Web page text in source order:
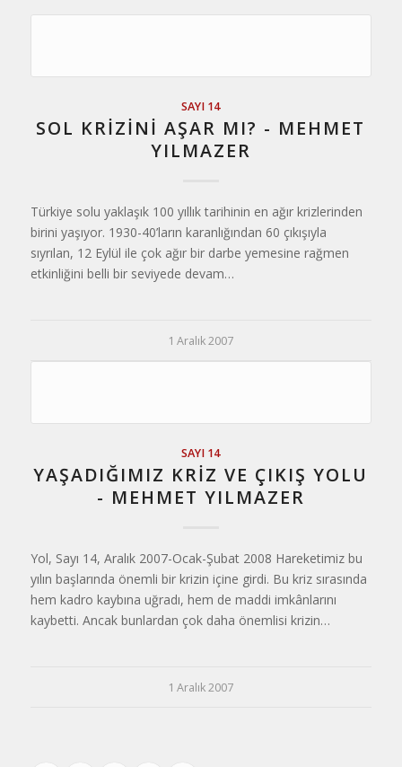
SAYI 14
SOL KRIZINI AŞAR MI? - MEHMET
YILMAZER
Türkiye solu yaklaşık 100 yıllık tarihinin en ağır krizlerinden
birini yaşıyor. 1930-40’ların karanlığından 60 çıkışıyla
sıyrılan, 12 Eylül ile çok ağır bir darbe yemesine rağmen
etkinliğini belli bir seviyede devam…
1 Aralık 2007
SAYI 14
YAŞADIĞIMIZ KRIZ VE ÇIKIŞ YOLU
- MEHMET YILMAZER
Yol, Sayı 14, Aralık 2007-Ocak-Şubat 2008 Hareketimiz bu
yılın başlarında önemli bir krizin içine girdi. Bu kriz sırasında
hem kadro kaybına uğradı, hem de maddi imkânlarını
kaybetti. Ancak bunlardan çok daha önemlisi krizin…
1 Aralık 2007